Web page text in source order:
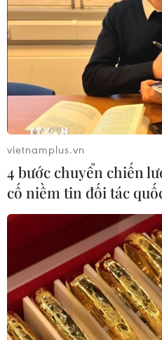
TIN CÙNG CHUYÊN
Cứu sống trẻ sinh cực
thai, nặng gần 700 gram
09/08/2026 04:44
Đầu tư cho sức khỏe từ
vietnamplus.vn
4 bước chuyển chiến
cố niềm tin đối tác